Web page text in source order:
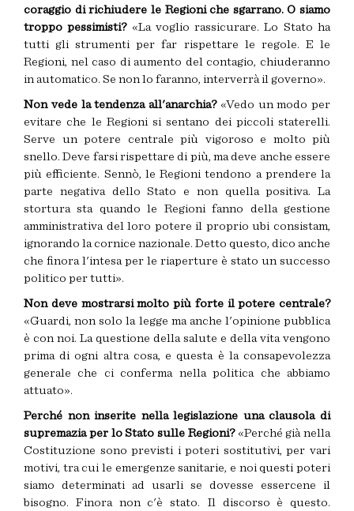
coraggio di richiudere le Regioni che sgarrano. O siamo
troppo pessimisti?«La voglio rassicurare. Lo Stato ha
tutti gli strumenti per far rispettare le regole. E le
Regioni, nel caso di aumento del contagio, chiuderanno
in automatico. Se non lo faranno, interverrà il governo».
Non vede la tendenza all'anarchia?«Vedo un modo per
evitare che le Regioni si sentano dei piccoli staterelli.
Serve un potere centrale più vigoroso e molto più
snello. Deve farsi rispettare di più, ma deve anche essere
più efficiente. Sennò, le Regioni tendono a prendere la
parte negativa dello Stato e non quella positiva. La
stortura sta quando le Regioni fanno della gestione
amministrativa del loro potere il proprio ubi consistam,
ignorando la cornice nazionale. Detto questo, dico anche
che finora l'intesa per le riaperture è stato un successo
politico per tutti».
Non deve mostrarsi molto più forte il potere centrale?
«Guardi, non solo la legge ma anche l'opinione pubblica
è con noi. La questione della salute e della vita vengono
prima di ogni altra cosa, e questa è la consapevolezza
generale che ci conferma nella politica che abbiamo
attuato».
Perché non inserite nella legislazione una clausola di
supremazia per lo Stato sulle Regioni?«Perché già nella
Costituzione sono previsti i poteri sostitutivi, per vari
motivi, tra cui le emergenze sanitarie, e noi questi poteri
siamo determinati ad usarli se dovesse essercene il
bisogno. Finora non c'è stato. Il discorso è questo.